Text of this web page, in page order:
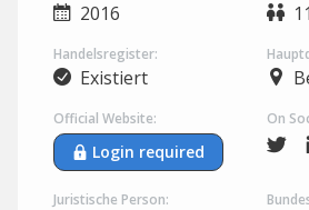
2016
Handelsregister:
Existiert
Official Website:
Login required
On
Juristische Person: